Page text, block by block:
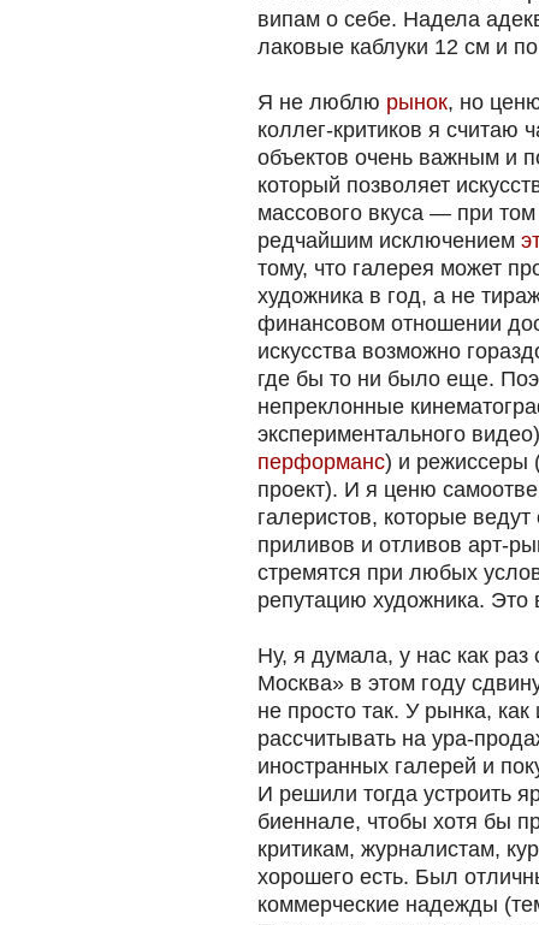
випам о себе. Надела
лаковые каблуки 12 см и
Я не люблю рынок, но
коллег-критиков я считаю
объектов очень важным и
который позволяет
массового вкуса — при том
редчайшим исключением
тому, что галерея может
художника в год, а не
финансовом отношении
искусства возможно
где бы то ни было еще.
непреклонные
экспериментального
перформанс) и режиссеры
проект). И я ценю
галеристов, которые
приливов и отливов арт-
стремятся при любых
репутацию художника. Это
Ну, я думала, у нас как раз
Москва» в этом году
не просто так. У рынка,
рассчитывать на ура-
иностранных галерей и
И решили тогда устроить
биеннале, чтобы хотя бы
критикам, журналистам,
хорошего есть. Был
коммерческие надежды